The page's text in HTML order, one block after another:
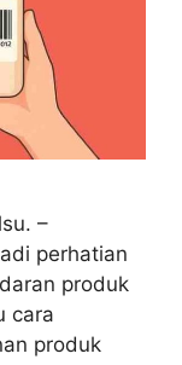
–
perhatian
produk
cara
produk